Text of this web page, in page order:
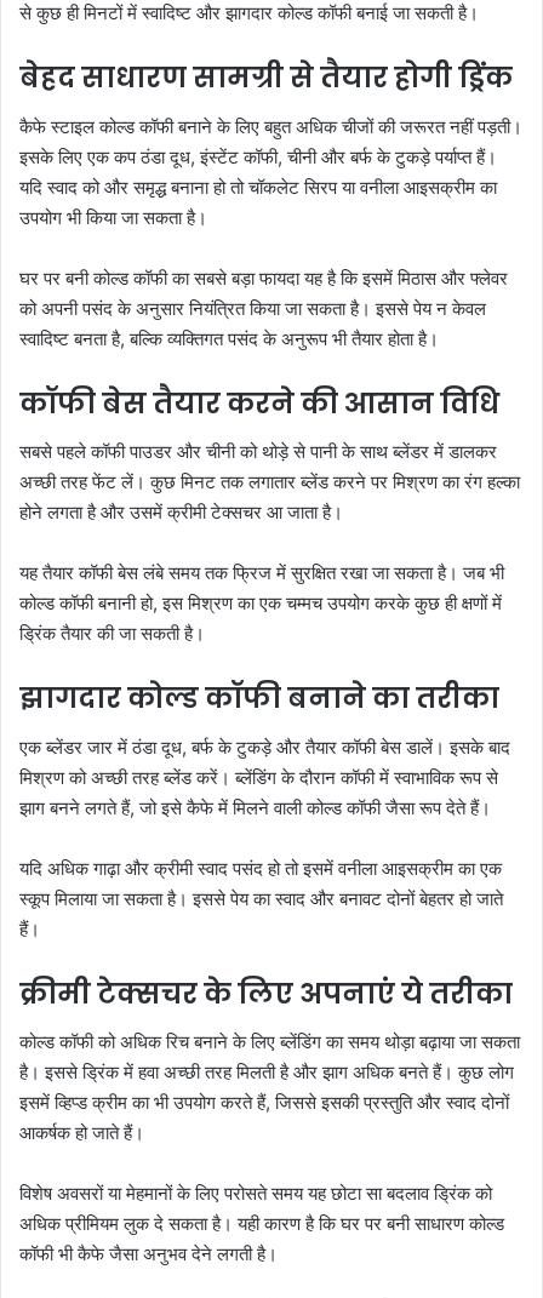
से कुछ ही मिनटों में स्वादिष्ट और झागदार कोल्ड कॉफी बनाई जा सकती है।
बेहद साधारण सामग्री से तैयार होगी ड्रिंक
कैफे स्टाइल कोल्ड कॉफी बनाने के लिए बहुत अधिक चीजों की जरूरत नहीं पड़ती।
इसके लिए एक कप ठंडा दूध, इंस्टेंट कॉफी, चीनी और बर्फ के टुकड़े पर्याप्त हैं।
यदि स्वाद को और समृद्ध बनाना हो तो चॉकलेट सिरप या वनीला आइसक्रीम का
उपयोग भी किया जा सकता है।
घर पर बनी कोल्ड कॉफी का सबसे बड़ा फायदा यह है कि इसमें मिठास और फ्लेवर
को अपनी पसंद के अनुसार नियंत्रित किया जा सकता है। इससे पेय न केवल
स्वादिष्ट बनता है, बल्कि व्यक्तिगत पसंद के अनुरूप भी तैयार होता है।
कॉफी बेस तैयार करने की आसान विधि
सबसे पहले कॉफी पाउडर और चीनी को थोड़े से पानी के साथ ब्लेंडर में डालकर
अच्छी तरह फेंट लें। कुछ मिनट तक लगातार ब्लेंड करने पर मिश्रण का रंग हल्का
होने लगता है और उसमें क्रीमी टेक्सचर आ जाता है।
यह तैयार कॉफी बेस लंबे समय तक फ्रिज में सुरक्षित रखा जा सकता है। जब भी
कोल्ड कॉफी बनानी हो, इस मिश्रण का एक चम्मच उपयोग करके कुछ ही क्षणों में
ड्रिंक तैयार की जा सकती है।
झागदार कोल्ड कॉफी बनाने का तरीका
एक ब्लेंडर जार में ठंडा दूध, बर्फ के टुकड़े और तैयार कॉफी बेस डालें। इसके बाद
मिश्रण को अच्छी तरह ब्लेंड करें। ब्लेंडिंग के दौरान कॉफी में स्वाभाविक रूप से
झाग बनने लगते हैं, जो इसे कैफे में मिलने वाली कोल्ड कॉफी जैसा रूप देते हैं।
यदि अधिक गाढ़ा और क्रीमी स्वाद पसंद हो तो इसमें वनीला आइसक्रीम का एक
स्कूप मिलाया जा सकता है। इससे पेय का स्वाद और बनावट दोनों बेहतर हो जाते
हैं।
क्रीमी टेक्सचर के लिए अपनाएं ये तरीका
कोल्ड कॉफी को अधिक रिच बनाने के लिए ब्लेंडिंग का समय थोड़ा बढ़ाया जा सकता
है। इससे ड्रिंक में हवा अच्छी तरह मिलती है और झाग अधिक बनते हैं। कुछ लोग
इसमें व्हिप्ड क्रीम का भी उपयोग करते हैं, जिससे इसकी प्रस्तुति और स्वाद दोनों
आकर्षक हो जाते हैं।
विशेष अवसरों या मेहमानों के लिए परोसते समय यह छोटा सा बदलाव ड्रिंक को
अधिक प्रीमियम लुक दे सकता है। यही कारण है कि घर पर बनी साधारण कोल्ड
कॉफी भी कैफे जैसा अनुभव देने लगती है।